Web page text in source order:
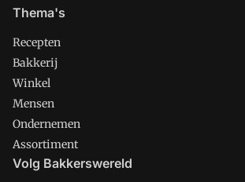
Thema's
Recepten
Bakkerij
Winkel
Mensen
Ondernemen
Assortiment
Volg Bakkerswereld